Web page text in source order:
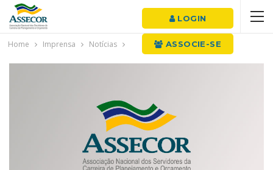
LOGIN
ASSOCIE-SE
Home Imprensa Notícias